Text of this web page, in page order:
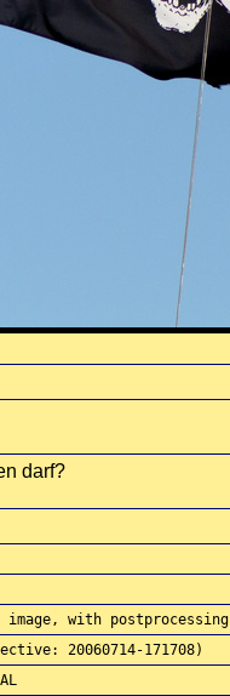
darf?
with postprocessing
20060714-171708)